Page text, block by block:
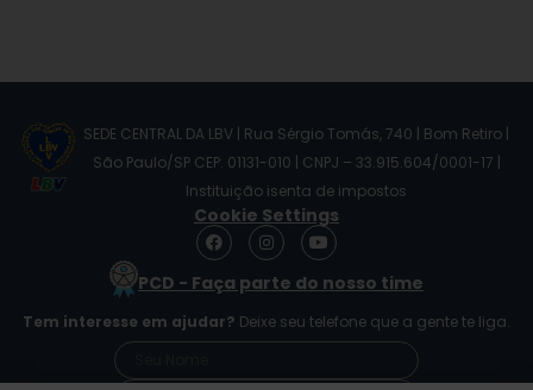
SEDE CENTRAL DA LBV | Rua Sérgio Tomás, 740 | Bom Retiro |
São Paulo/SP CEP: 01131-010 | CNPJ – 33.915.604/0001-17 |
Instituição isenta de impostos
Cookie Settings
F
a
e
o
o
I
n
s
t
g
r
m
Y
o
t
b
e
PCD - Faça parte do nosso time
Tem interesse em ajudar? Deixe seu telefone que a gente te liga.